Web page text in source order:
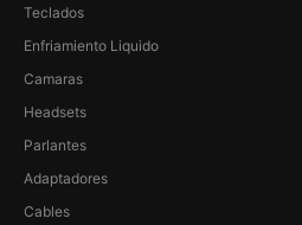
Teclados
Enfriamiento Liquido
Camaras
Headsets
Parlantes
Adaptadores
Cables